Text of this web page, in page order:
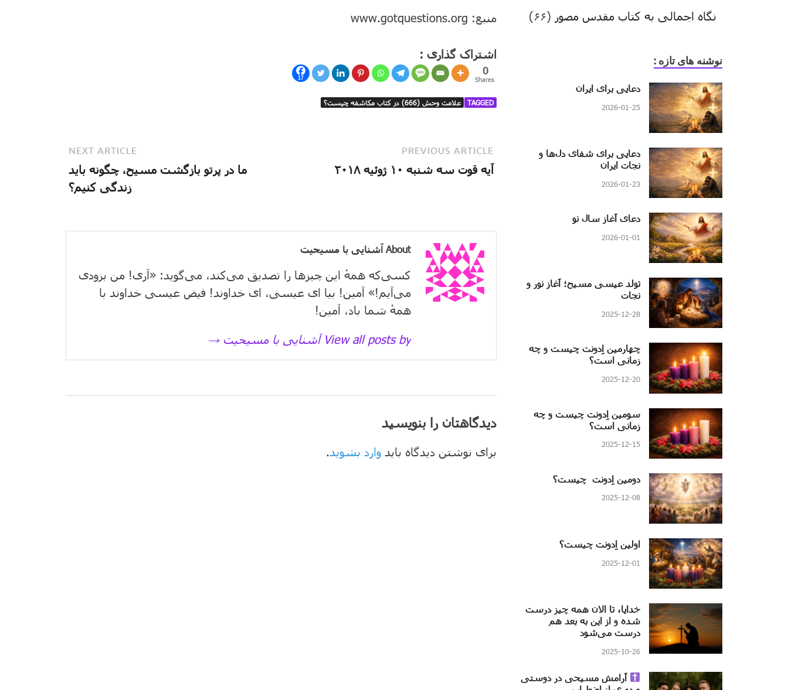
منبع: www.gotquestions.org
اشتراک گذاری :
17
0
Shares
TAGGED علامت وحش (666) در کتاب مکاشفه چیست؟
PREVIOUS ARTICLE
آیه قوت سه شنبه ۱۰ ژوئیه ۲۰۱۸
NEXT ARTICLE
ما در پرتو بازگشت مسیح، چگونه باید
زندگی کنیم؟
About آشنایی با مسیحیت
کسی‌که همهٔ این چیزها را تصدیق می‌كند، می‌گوید: «آری! من بزودی
می‌آیم!» آمین! بیا ای عیسی، ای خداوند! فیض عیسی خداوند با
همهٔ شما باد، آمین!
View all posts by آشنایی با مسیحیت →
دیدگاهتان را بنویسید
برای نوشتن دیدگاه باید وارد بشوید.
نگاه اجمالی به کتاب مقدس مصور (۶۶)
نوشنه های تازه :
دعایی برای ایران
2026-01-25
دعایی برای شفای دل‌ها و
نجات ایران
2026-01-23
دعای آغاز سال نو
2026-01-01
تولد عیسی مسیح؛ آغاز نور و
نجات
2025-12-28
چهارمین اِدونت چیست و چه
زمانی است؟
2025-12-20
سومین اِدونت چیست و چه
زمانی است؟
2025-12-15
دومین اِدونت چیست؟
2025-12-08
اولین اِدونت چیست؟
2025-12-01
خدایا، تا الان همه چیز درست
شده و از این به بعد هم
درست می‌شود
2025-10-26
آرامش مسیحی در دوستی